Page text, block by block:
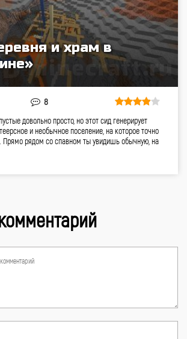
и храм в
8
довольно просто, но этот сид генерирует
и необычное поселение, на которое точно
Прямо рядом со спавном ты увидишь обычную, на